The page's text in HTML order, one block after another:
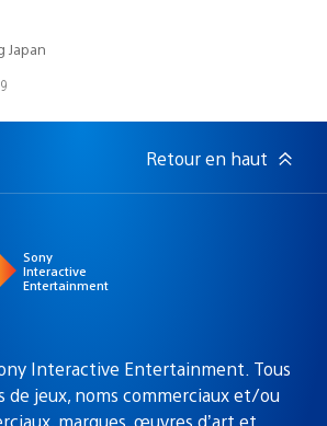
Japan
9
Retour en haut
Sony
Interactive
Entertainment
Interactive Entertainment. Tous
de jeux, noms commerciaux et/ou
marques, œuvres d’art et